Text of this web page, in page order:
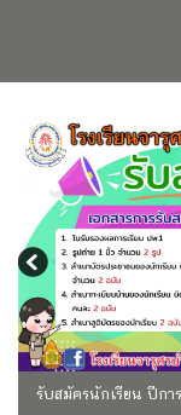
รับสมัครนักเรียน ปีกา